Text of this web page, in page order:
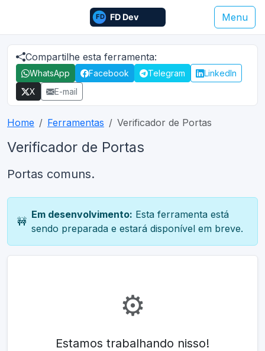
Menu
Compartilhe esta ferramenta:
WhatsApp Facebook Telegram
LinkedIn
X
E-mail
Home Ferramentas Verificador de Portas
Verificador de Portas
Portas comuns.
🚧
Em desenvolvimento: Esta ferramenta está
sendo preparada e estará disponível em breve.
⚙️
Estamos trabalhando nisso!